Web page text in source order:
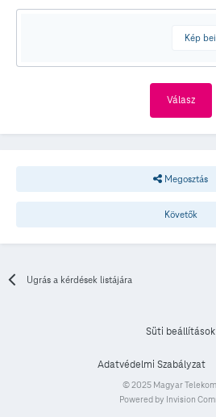
Kép
Válasz
Megosztás
Követők
Ugrás a kérdések listájára
Süti beállítások
Adatvédelmi Szabályzat
© 2025 Magyar
Powered by Invision